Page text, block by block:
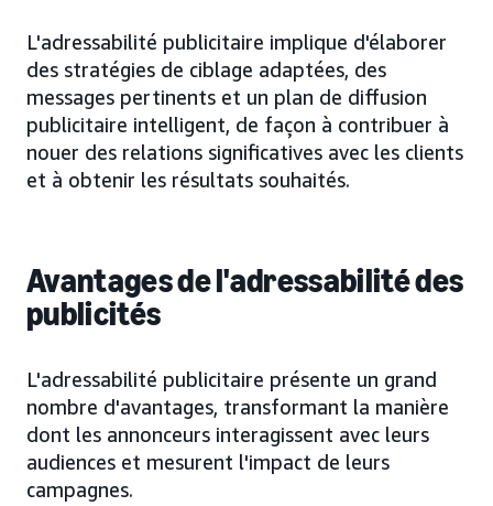
L'adressabilité publicitaire implique d'élaborer
des stratégies de ciblage adaptées, des
messages pertinents et un plan de diffusion
publicitaire intelligent, de façon à contribuer à
nouer des relations significatives avec les clients
et à obtenir les résultats souhaités.
Avantages de l'adressabilité des
publicités
L'adressabilité publicitaire présente un grand
nombre d'avantages, transformant la manière
dont les annonceurs interagissent avec leurs
audiences et mesurent l'impact de leurs
campagnes.